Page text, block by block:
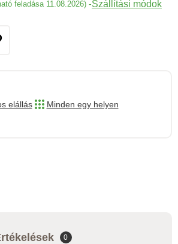
feladása 11.08.2026) -Szállítási módok
elállás Minden egy helyen
0